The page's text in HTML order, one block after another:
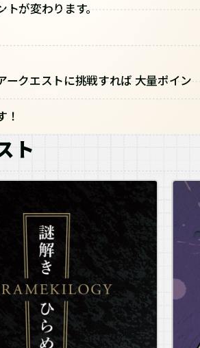
が変わります。
ークエストに挑戦すれば 大量ポイン
！
ト